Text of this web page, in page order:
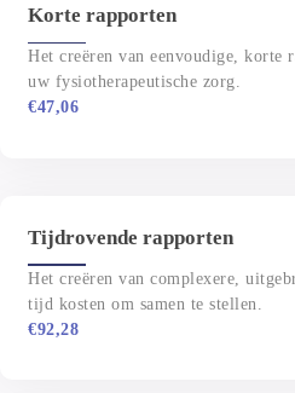
Korte rapporten
Het creëren van eenvoudige, korte
uw fysiotherapeutische zorg.
€47,06
Tijdrovende rapporten
Het creëren van complexere,
tijd kosten om samen te stellen.
€92,28